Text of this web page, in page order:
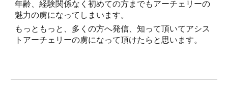
年齢、経験関係なく初めての方までもアーチェリーの
魅力の虜になってしまいます。
もっともっと、多くの方へ発信、知って頂いてアシス
トアーチェリーの虜になって頂けたらと思います。